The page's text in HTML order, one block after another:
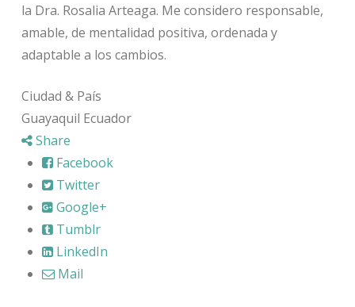
la Dra. Rosalia Arteaga. Me considero responsable,
amable, de mentalidad positiva, ordenada y
adaptable a los cambios.
Ciudad & País
Guayaquil Ecuador
Share
Facebook
Twitter
Google+
Tumblr
LinkedIn
Mail